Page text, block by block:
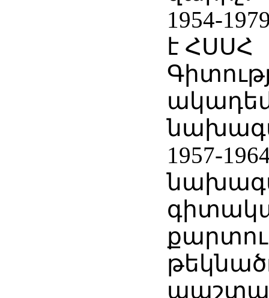
1954-
է ՀՍՍՀ
1957-